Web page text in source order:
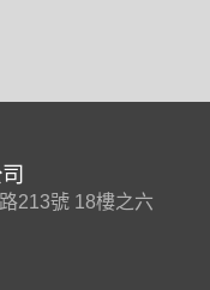
213號 18樓之六